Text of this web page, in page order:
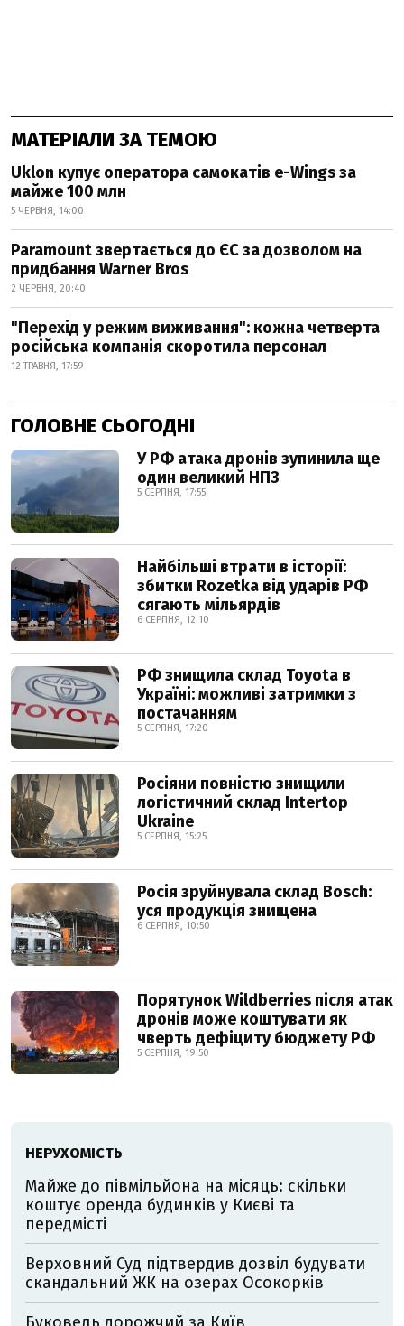
МАТЕРІАЛИ ЗА ТЕМОЮ
Uklon купує оператора самокатів e-Wings за
майже 100 млн
5 ЧЕРВНЯ, 14:00
Paramount звертається до ЄС за дозволом на
придбання Warner Bros
2 ЧЕРВНЯ, 20:40
"Перехід у режим виживання": кожна четверта
російська компанія скоротила персонал
12 ТРАВНЯ, 17:59
ГОЛОВНЕ СЬОГОДНІ
У РФ атака дронів зупинила ще
один великий НПЗ
5 СЕРПНЯ, 17:55
Найбільші втрати в історії:
збитки Rozetka від ударів РФ
сягають мільярдів
6 СЕРПНЯ, 12:10
РФ знищила склад Toyota в
Україні: можливі затримки з
постачанням
5 СЕРПНЯ, 17:20
Росіяни повністю знищили
логістичний склад Intertop
Ukraine
5 СЕРПНЯ, 15:25
Росія зруйнувала склад Bosch:
уся продукція знищена
6 СЕРПНЯ, 10:50
Порятунок Wildberries після атак
дронів може коштувати як
чверть дефіциту бюджету РФ
5 СЕРПНЯ, 19:50
НЕРУХОМІСТЬ
Майже до півмільйона на місяць: скільки
коштує оренда будинків у Києві та
передмісті
Верховний Суд підтвердив дозвіл будувати
скандальний ЖК на озерах Осокорків